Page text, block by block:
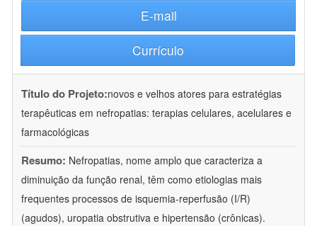
E-mail
Currículo
Título do Projeto:novos e velhos atores para estratégias
terapêuticas em nefropatias: terapias celulares, acelulares e
farmacológicas
Resumo: Nefropatias, nome amplo que caracteriza a
diminuição da função renal, têm como etiologias mais
frequentes processos de isquemia-reperfusão (I/R)
(agudos), uropatia obstrutiva e hipertensão (crônicas).